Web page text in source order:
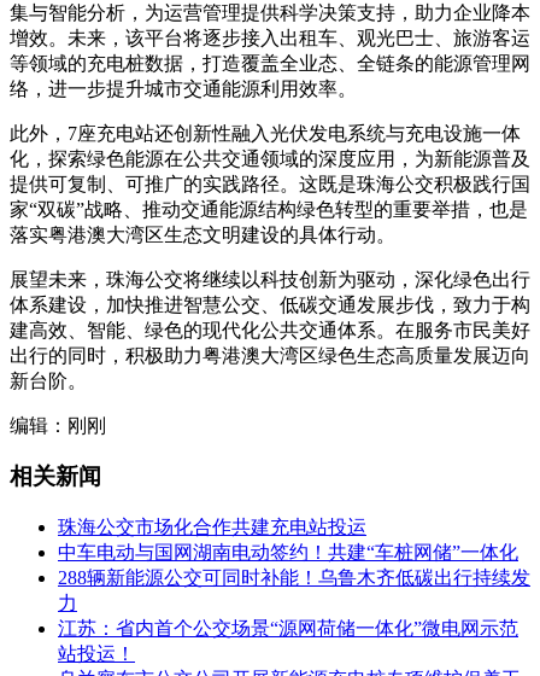
集与智能分析，为运营管理提供科学决策支持，助力企业降本
增效。未来，该平台将逐步接入出租车、观光巴士、旅游客运
等领域的充电桩数据，打造覆盖全业态、全链条的能源管理网
络，进一步提升城市交通能源利用效率。
此外，7座充电站还创新性融入光伏发电系统与充电设施一体
化，探索绿色能源在公共交通领域的深度应用，为新能源普及
提供可复制、可推广的实践路径。这既是珠海公交积极践行国
家“双碳”战略、推动交通能源结构绿色转型的重要举措，也是
落实粤港澳大湾区生态文明建设的具体行动。
展望未来，珠海公交将继续以科技创新为驱动，深化绿色出行
体系建设，加快推进智慧公交、低碳交通发展步伐，致力于构
建高效、智能、绿色的现代化公共交通体系。在服务市民美好
出行的同时，积极助力粤港澳大湾区绿色生态高质量发展迈向
新台阶。
编辑：刚刚
相关新闻
珠海公交市场化合作共建充电站投运
中车电动与国网湖南电动签约！共建“车桩网储”一体化
288辆新能源公交可同时补能！乌鲁木齐低碳出行持续发
力
江苏：省内首个公交场景“源网荷储一体化”微电网示范
站投运！